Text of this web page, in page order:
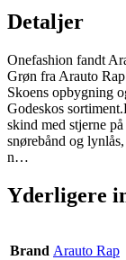
Detaljer
Onefashion fandt
Grøn fra Arauto
Skoens opbygning
Godeskos
skind med stjerne
snørebånd og
n…
Yderligere
Brand Arauto Rap